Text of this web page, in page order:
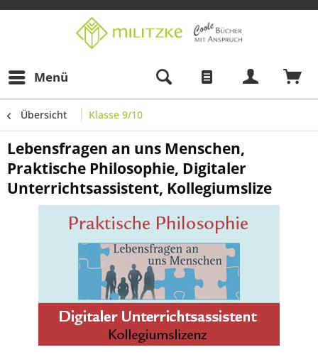
Menü
Übersicht Klasse 9/10
Lebensfragen an uns Menschen,
Praktische Philosophie, Digitaler
Unterrichtsassistent, Kollegiumslize